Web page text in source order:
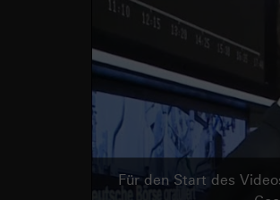
Für den Start des